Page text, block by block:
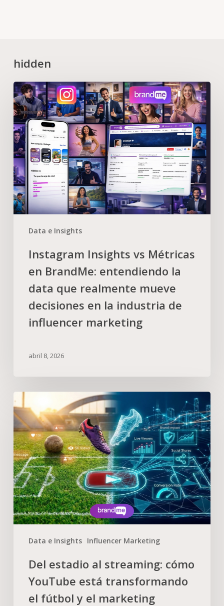
hidden
Data e Insights
Instagram Insights vs Métricas
en BrandMe: entendiendo la
data que realmente mueve
decisiones en la industria de
influencer marketing
abril 8, 2026
Data e Insights Influencer Marketing
Del estadio al streaming: cómo
YouTube está transformando
el fútbol y el marketing